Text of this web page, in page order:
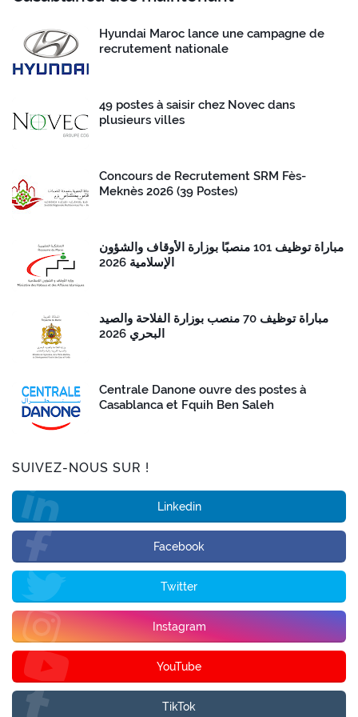
Hyundai Maroc lance une campagne de
recrutement nationale
49 postes à saisir chez Novec dans
plusieurs villes
Concours de Recrutement SRM Fès-
Meknès 2026 (39 Postes)
مباراة توظيف 101 منصبًا بوزارة الأوقاف والشؤون
الإسلامية 2026
مباراة توظيف 70 منصب بوزارة الفلاحة والصيد
البحري 2026
Centrale Danone ouvre des postes à
Casablanca et Fquih Ben Saleh
SUIVEZ-NOUS SUR !
Linkedin
Facebook
Twitter
Instagram
YouTube
TikTok